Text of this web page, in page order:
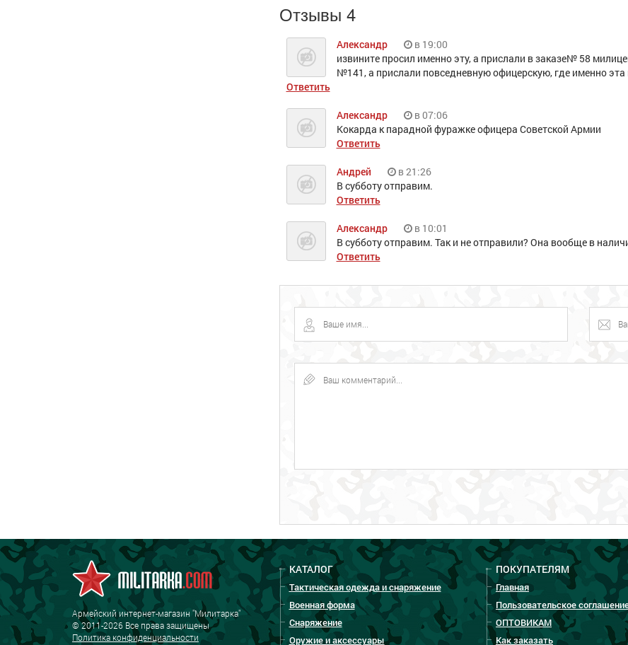
Отзывы 4
Александр в 19:00
извините просил именно эту, а прислали в заказе№ 58
№141, а прислали повседневную офицерскую, где именно эта
Ответить
Александр в 07:06
Кокарда к парадной фуражке офицера Советской Армии
Ответить
Андрей в 21:26
В субботу отправим.
Ответить
Александр в 10:01
В субботу отправим. Так и не отправили? Она вообще в
Ответить
КАТАЛОГ
Тактическая одежда и снаряжение
Военная форма
Снаряжение
Оружие и аксессуары
ПОКУПАТЕЛЯМ
Главная
Пользовательское
ОПТОВИКАМ
Как заказать
Армейский интернет-магазин "Милитарка"
© 2011-2026 Все права защищены
Политика конфиденциальности